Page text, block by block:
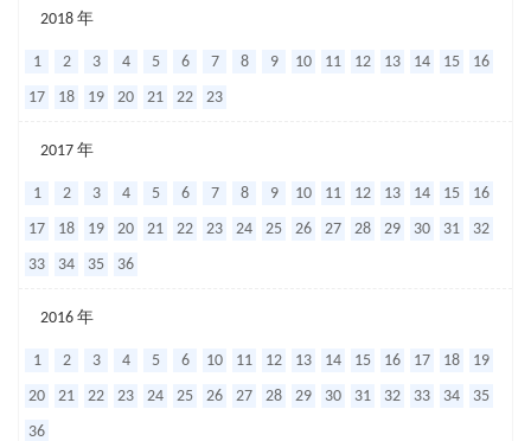
2018 年
1 2 3 4 5 6 7 8 9 10 11 12 13 14 15
16
17
18 19 20 21 22 23
2017 年
1 2 3 4 5 6 7 8 9 10 11 12 13 14 15
16
17
18 19 20 21 22 23 24 25 26 27 28 29 30 31
32
33
34 35 36
2016 年
1 2 3 4 5 6 10 11 12 13 14 15 16 17 18
19
20
21 22 23 24 25 26 27 28 29 30 31 32 33 34
35
36
列
腺
活
检